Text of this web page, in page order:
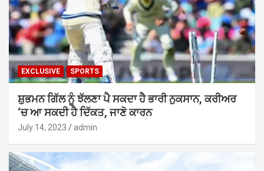
EXCLUSIVE SPORTS
ਸ਼ੁਭਮਨ ਗਿੱਲ ਨੂੰ ਝੱਲਣਾ ਪੈ ਸਕਦਾ ਹੈ ਭਾਰੀ ਨੁਕਸਾਨ, ਕਰੀਅਰ
‘ਚ ਆ ਸਕਦੀ ਹੈ ਦਿੱਕਤ, ਜਾਣੋ ਕਾਰਨ
July 14, 2023 admin